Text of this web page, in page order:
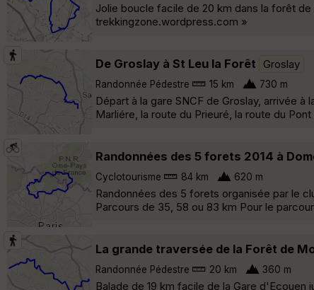
Jolie boucle facile de 20 km dans la forêt
trekkingzone.wordpress.com »
De Groslay à St Leu la Forêt Groslay
Randonnée Pédestre 15 km 730 m
Départ à la gare SNCF de Groslay, arrivée
Marliére, la route du Prieuré, la route du
Randonnées des 5 forets 2014 à
Cyclotourisme 84 km 620 m
Randonnées des 5 forets organisée par le
Parcours de 35, 58 ou 83 km Pour le
La grande traversée de la Forêt de
Randonnée Pédestre 20 km 360 m
Balade de 19 km facile de la Gare